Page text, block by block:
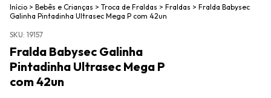
Início > Bebês e Crianças > Troca de Fraldas > Fraldas > Fralda Babysec
Galinha Pintadinha Ultrasec Mega P com 42un
SKU: 19157
Fralda Babysec Galinha
Pintadinha Ultrasec Mega P
com 42un